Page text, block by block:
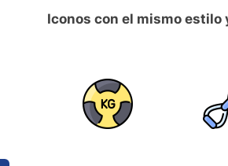
Iconos con el mismo estilo